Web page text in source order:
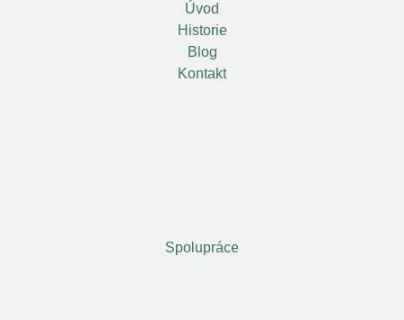
Úvod
Historie
Blog
Kontakt
Spolupráce